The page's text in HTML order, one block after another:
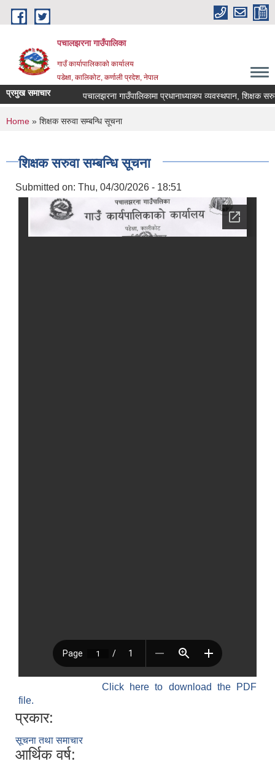
Skip to main content
पचालझरना गाउँपालिका
गाउँ कार्यापालिकाको कार्यालय
पडेक्षा, कालिकोट, कर्णाली प्रदेश, नेपाल
प्रमुख समाचार पचालझरना गाउँपालिकामा प्रधानाध्याकप व्यवस्थपान, शिक्षक
You are here
Home » शिक्षक सरुवा सम्बन्धि सूचना
शिक्षक सरुवा सम्बन्धि सूचना
Submitted on: Thu, 04/30/2026 - 18:51
Click here to download the PDF
file.
प्रकार:
सूचना तथा समाचार
आर्थिक वर्ष: